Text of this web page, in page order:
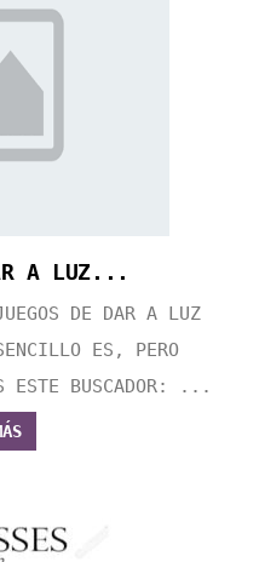
A LUZ...
DE DAR A LUZ
ES, PERO
ESTE BUSCADOR: ...